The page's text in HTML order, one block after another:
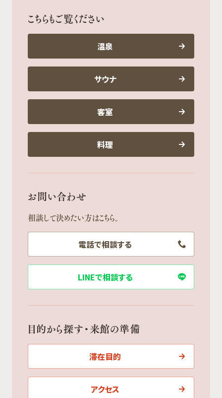
こちらもご覧ください
温泉
サウナ
客室
料理
お問い合わせ
相談して決めたい方はこちら。
電話で相談する
LINEで相談する
目的から探す・来館の準備
滞在目的
アクセス